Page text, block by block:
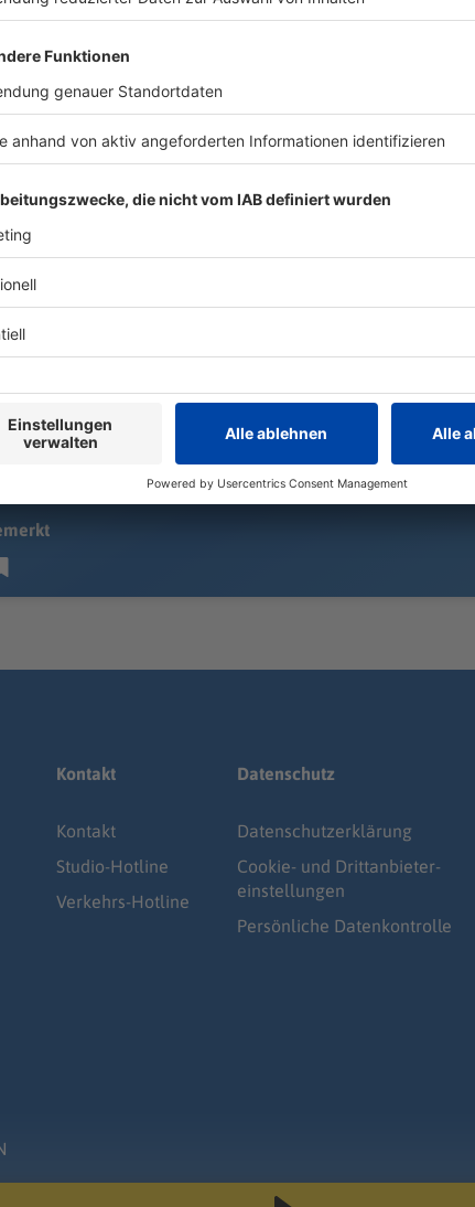
-
Schüsse auf Münchner
Wohnhaus -
Tatverdächtiger in Haft
In
sinkt
und
Kontakt
Kontakt
Studio-Hotline
Verkehrs-Hotline
Datenschutz
Datenschutz­erklärung
Cookie- und Drittanbieter-
einstellungen
Persönliche Datenkontrolle